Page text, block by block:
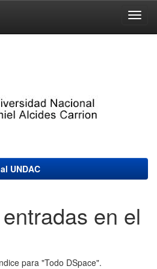
UNDAC
en el
para "Todo DSpace".